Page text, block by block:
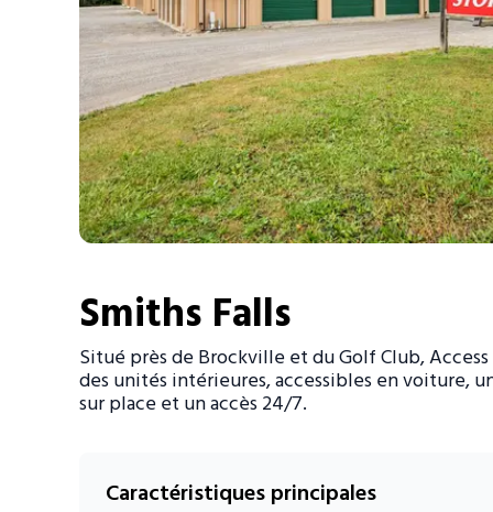
Commercial
Déménagement
Guide de l'entreposage
Entreposage mobile
Fournitures d’emballage
Smiths Falls
Situé près de Brockville et du Golf Club,
des unités intérieures, accessibles en voiture,
sur place et un accès 24/7.
Caractéristiques principales